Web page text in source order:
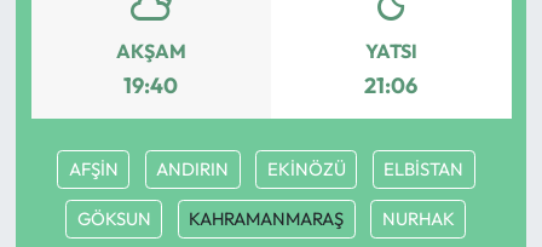
AKŞAM
19:40
YATSI
21:06
AFŞİN ANDIRIN EKİNÖZÜ ELBİSTAN
GÖKSUN KAHRAMANMARAŞ NURHAK
HABER İLAN